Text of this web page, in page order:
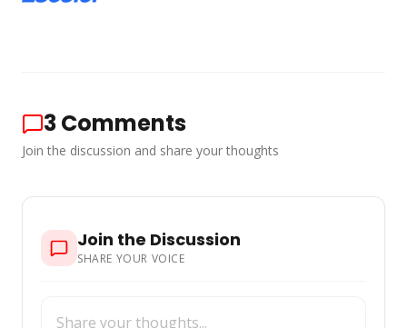
3Comments
Join the discussion and share your thoughts
Join the Discussion
SHARE YOUR VOICE